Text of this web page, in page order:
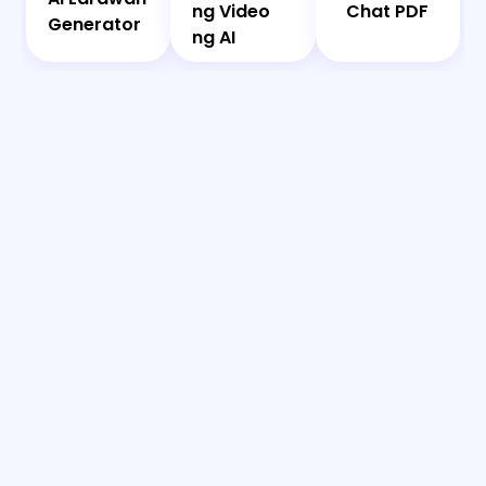
Generator
ng Video
ng AI
Chat PDF
Generator
ng AI